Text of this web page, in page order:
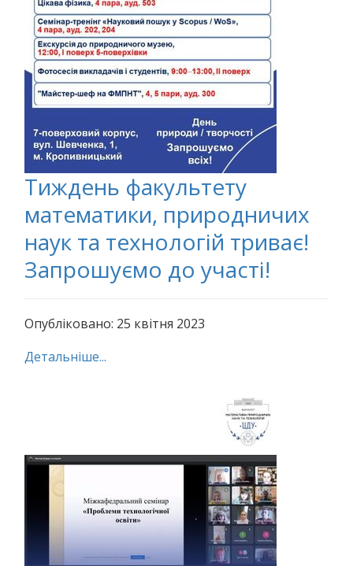
Тиждень факультету
математики, природничих
наук та технологій триває!
Запрошуємо до участі!
Опубліковано: 25 квітня 2023
Детальніше...